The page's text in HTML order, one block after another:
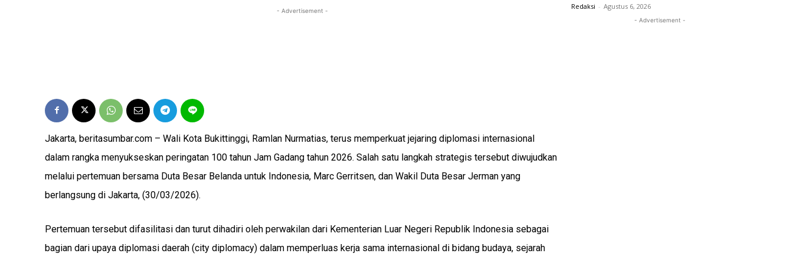
- Advertisement -
Jakarta, beritasumbar.com – Wali Kota Bukittinggi, Ramlan Nurmatias, terus memperkuat jejaring diplomasi internasional
dalam rangka menyukseskan peringatan 100 tahun Jam Gadang tahun 2026. Salah satu langkah strategis tersebut diwujudkan
melalui pertemuan bersama Duta Besar Belanda untuk Indonesia, Marc Gerritsen, dan Wakil Duta Besar Jerman yang
berlangsung di Jakarta, (30/03/2026).
Pertemuan tersebut difasilitasi dan turut dihadiri oleh perwakilan dari Kementerian Luar Negeri Republik Indonesia sebagai
bagian dari upaya diplomasi daerah (city diplomacy) dalam memperluas kerja sama internasional di bidang budaya, sejarah
Redaksi - Agustus 6, 2026
- Advertisement -